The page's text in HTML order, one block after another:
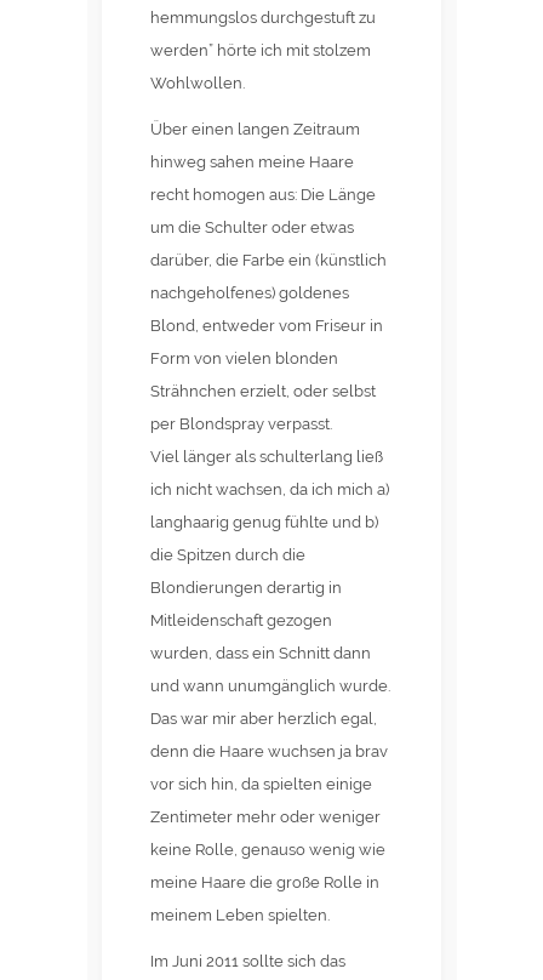
hemmungslos durchgestuft zu
werden” hörte ich mit stolzem
Wohlwollen.
Über einen langen Zeitraum
hinweg sahen meine Haare
recht homogen aus: Die Länge
um die Schulter oder etwas
darüber, die Farbe ein (künstlich
nachgeholfenes) goldenes
Blond, entweder vom Friseur in
Form von vielen blonden
Strähnchen erzielt, oder selbst
per Blondspray verpasst.
Viel länger als schulterlang ließ
ich nicht wachsen, da ich mich a)
langhaarig genug fühlte und b)
die Spitzen durch die
Blondierungen derartig in
Mitleidenschaft gezogen
wurden, dass ein Schnitt dann
und wann unumgänglich wurde.
Das war mir aber herzlich egal,
denn die Haare wuchsen ja brav
vor sich hin, da spielten einige
Zentimeter mehr oder weniger
keine Rolle, genauso wenig wie
meine Haare die große Rolle in
meinem Leben spielten.
Im Juni 2011 sollte sich das